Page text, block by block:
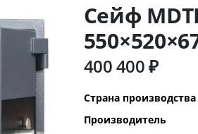
Сейф
400 400 ₽
Дополнительная
информация
Страна производства
Производитель